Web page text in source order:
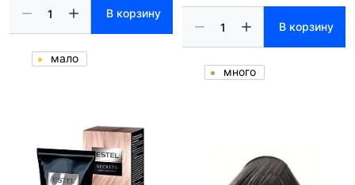
В корзину
мало
В корзину
много